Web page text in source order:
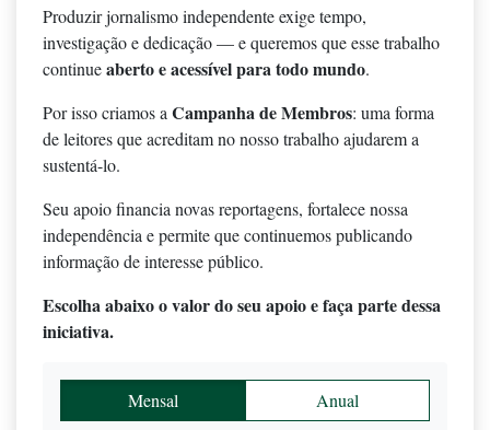
Produzir jornalismo independente exige tempo,
investigação e dedicação — e queremos que esse trabalho
continueaberto e acessível para todo mundo.
Por isso criamos a Campanha de Membros: uma forma
de leitores que acreditam no nosso trabalho ajudarem a
sustentá-lo.
Seu apoio financia novas reportagens, fortalece nossa
independência e permite que continuemos publicando
informação de interesse público.
Escolha abaixo o valor do seu apoio e faça parte dessa
iniciativa.
Mensal Anual